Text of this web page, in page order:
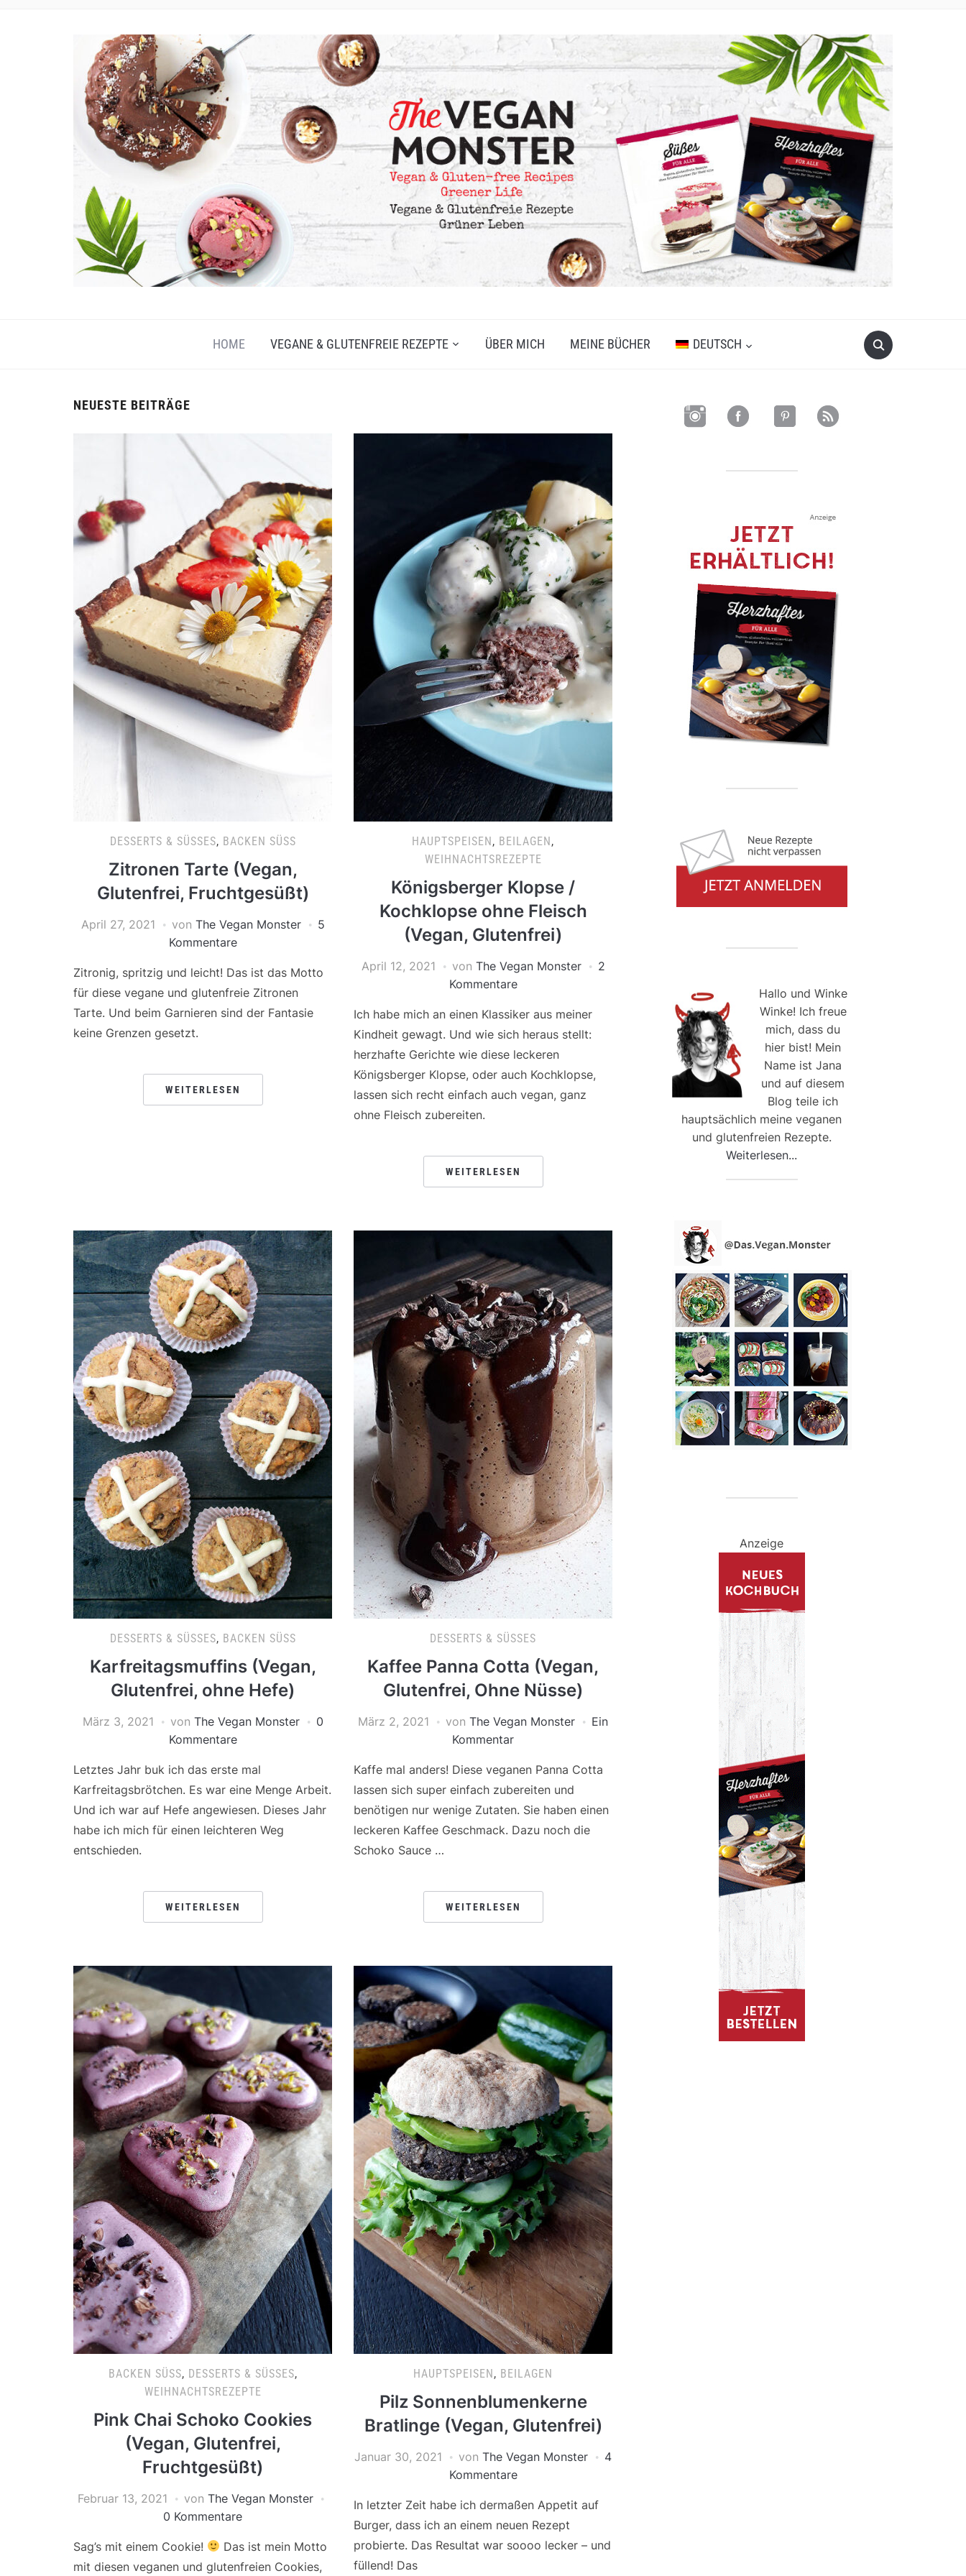
HOME VEGANE & GLUTENFREIE REZEPTE ÜBER MICH MEINE BÜCHER DEUTSCH
NEUESTE BEITRÄGE
DESSERTS & SÜSSES , BACKEN SÜSS
Zitronen Tarte (Vegan,
Glutenfrei, Fruchtgesüßt)
April 27, 2021 von The Vegan Monster
5
Kommentare
Zitronig, spritzig und leicht! Das ist das Motto
für diese vegane und glutenfreie Zitronen
Tarte. Und beim Garnieren sind der Fantasie
keine Grenzen gesetzt.
WEITERLESEN
HAUPTSPEISEN, BEILAGEN,
WEIHNACHTSREZEPTE
Königsberger Klopse /
Kochklopse ohne Fleisch
(Vegan, Glutenfrei)
April 12, 2021 von The Vegan Monster
2
Kommentare
Ich habe mich an einen Klassiker aus meiner
Kindheit gewagt. Und wie sich heraus stellt:
herzhafte Gerichte wie diese leckeren
Königsberger Klopse, oder auch Kochklopse,
lassen sich recht einfach auch vegan, ganz
ohne Fleisch zubereiten.
WEITERLESEN
DESSERTS & SÜSSES , BACKEN SÜSS
Karfreitagsmuffins (Vegan,
Glutenfrei, ohne Hefe)
März 3, 2021 von The Vegan Monster
0
Kommentare
Letztes Jahr buk ich das erste mal
Karfreitagsbrötchen. Es war eine Menge Arbeit.
Und ich war auf Hefe angewiesen. Dieses Jahr
habe ich mich für einen leichteren Weg
entschieden.
WEITERLESEN
DESSERTS & SÜSSES
Kaffee Panna Cotta (Vegan,
Glutenfrei, Ohne Nüsse)
März 2, 2021 von The Vegan Monster
Ein
Kommentar
Kaffe mal anders! Diese veganen Panna Cotta
lassen sich super einfach zubereiten und
benötigen nur wenige Zutaten. Sie haben einen
leckeren Kaffee Geschmack. Dazu noch die
Schoko Sauce …
WEITERLESEN
BACKEN SÜSS , DESSERTS & SÜSSES
,
WEIHNACHTSREZEPTE
Pink Chai Schoko Cookies
(Vegan, Glutenfrei,
Fruchtgesüßt)
Februar 13, 2021 von The Vegan Monster
0 Kommentare
Sag’s mit einem Cookie!
Das ist mein Motto
mit diesen veganen und glutenfreien Cookies,
HAUPTSPEISEN, BEILAGEN
Pilz Sonnenblumenkerne
Bratlinge (Vegan, Glutenfrei)
Januar 30, 2021 von The Vegan Monster
4
Kommentare
In letzter Zeit habe ich dermaßen Appetit auf
Burger, dass ich an einem neuen Rezept
probierte. Das Resultat war soooo lecker – und
füllend! Das
Hallo und Winke
Winke! Ich freue
mich, dass du
hier bist! Mein
Name ist Jana
und auf diesem
Blog teile ich
hauptsächlich meine veganen
und glutenfreien Rezepte.
Weiterlesen...
Anzeige